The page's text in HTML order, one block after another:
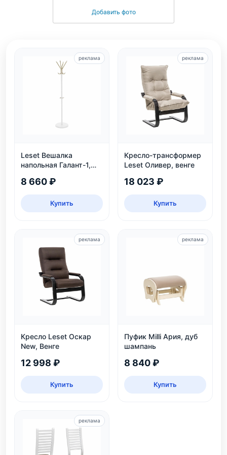
Добавить фото
Leset Вешалка
напольная Галант-1,
8 660 ₽
Купить
реклама
Кресло-трансформер
Leset Оливер, венге
18 023 ₽
Купить
реклама
Кресло Leset Оскар
New, Венге
12 998 ₽
Купить
реклама
Пуфик Milli Ария, дуб
шампань
8 840 ₽
Купить
реклама
реклама